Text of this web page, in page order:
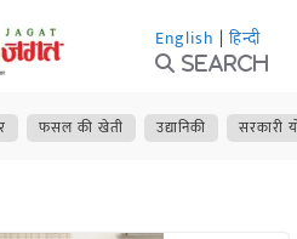
English | हिन्दी
Search
फसल की खेती उद्यानिकी सरकारी